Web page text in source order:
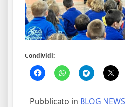
Condividi:
Pubblicato in BLOG NEWS